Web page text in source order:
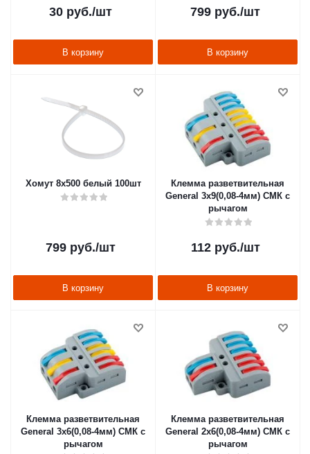
30 руб./шт
В корзину
799 руб./шт
В корзину
Хомут 8х500 белый 100шт
799 руб./шт
В корзину
Клемма разветвительная
General 3х9(0,08-4мм) СМК с
рычагом
112руб./шт
В корзину
Клемма разветвительная
General 3х6(0,08-4мм) СМК с
рычагом
Клемма разветвительная
General 2х6(0,08-4мм) СМК с
рычагом